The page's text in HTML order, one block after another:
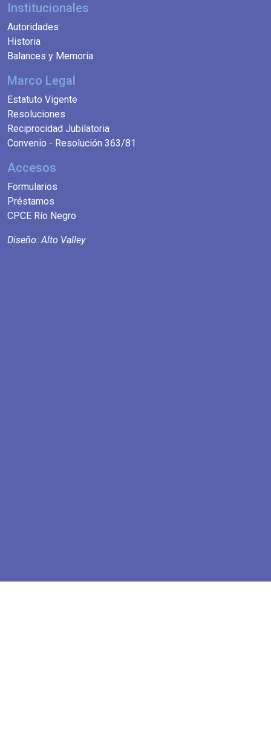
Institucionales
Autoridades
Historia
Balances y Memoria
Marco Legal
Estatuto Vigente
Resoluciones
Reciprocidad Jubilatoria
Convenio - Resolución 363/81
Accesos
Formularios
Préstamos
CPCE Río Negro
Diseño: Alto Valley